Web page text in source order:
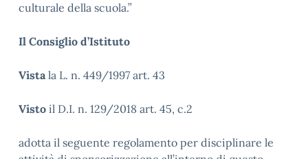
culturale della scuola.”
Il Consiglio d’Istituto
Vistala L. n. 449/1997 art. 43
Visto il D.I. n. 129/2018 art. 45, c.2
adotta il seguente regolamento per disciplinare le